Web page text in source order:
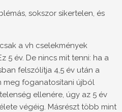
sokszor sikertelen, és
a vh cselekmények
5 év. De nincs mit tenni: ha a
felszólítja 4,5 év után a
foganatosítani újból
ellenére, úgy az 5 év
végéig. Másrészt több mint